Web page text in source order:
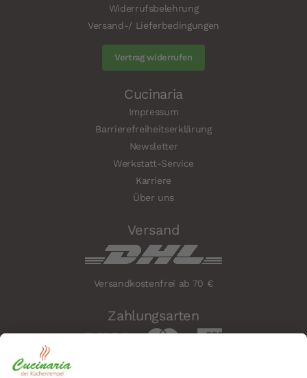
Widerrufsbelehrung
Versand-/ Lieferbedingungen
Vertrag widerrufen
Cucinaria
Impressum
Barrierefreiheitserklärung
Newsletter
Werkstatt-Service
Karriere
Über uns
Versand
Versandkostenfrei ab 70 €
Zahlungsarten